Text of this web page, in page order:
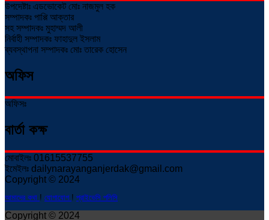
উপদেষ্টাঃ এডভোকেট মোঃ নাজমুল হক
সম্পাদকঃ পাপ্পি আক্তার
সহ সম্পাদকঃ মুহাম্মদ আলী
নির্বাহী সম্পাদকঃ ফাহাদুল ইসলাম
ব্যবস্থাপনা সম্পাদকঃ মোঃ তারেক হোসেন
অফিস
অফিসঃ
বার্তা কক্ষ
মোবাইলঃ 01615537755
ইমেইলঃ dailynarayanganjerdak@gmail.com
Copyright © 2024
আমাদের কথা ! যোগাযোগ ! প্রাইভেসি পলিসি
Copyright © 2024